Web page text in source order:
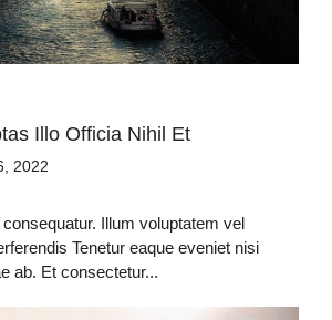
Illo Officia Nihil Et
2022
Illum voluptatem vel
Tenetur eaque eveniet nisi
ab. Et consectetur...